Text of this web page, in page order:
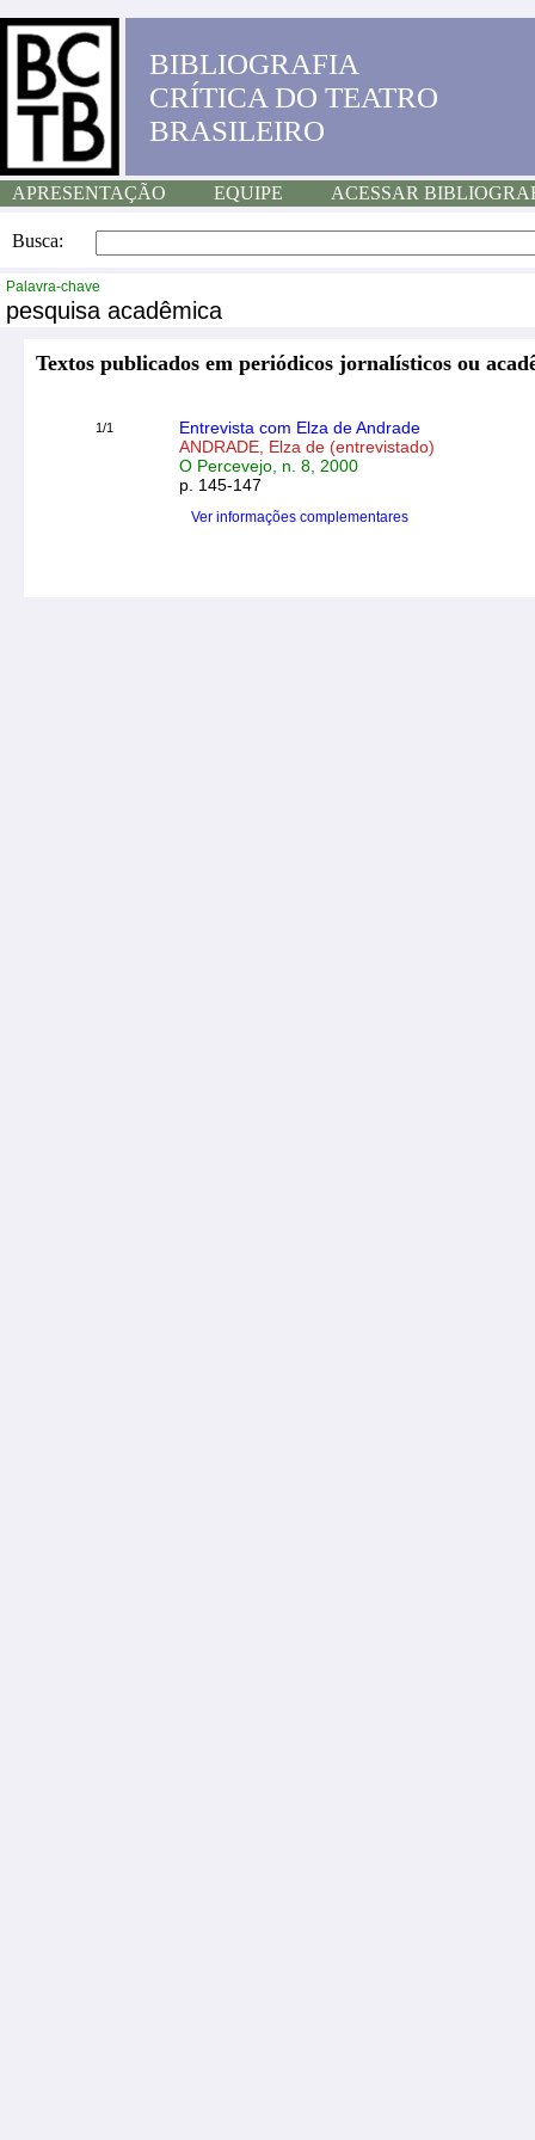
BIBLIOGRAFIA
CRÍTICA DO TEATRO
BRASILEIRO
APRESENTAÇÃO EQUIPE ACESSAR
Busca:
Palavra-chave
pesquisa acadêmica
Textos publicados em periódicos jornalísticos ou
1/1
Entrevista com Elza de Andrade
ANDRADE, Elza de (entrevistado)
O Percevejo, n. 8, 2000
p. 145-147
Ver informações complementares